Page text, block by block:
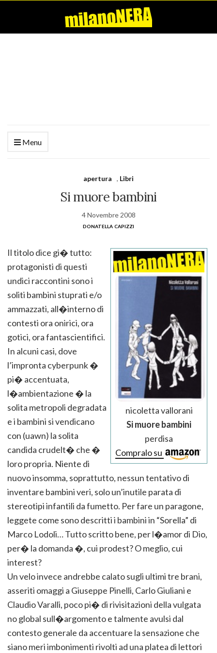
Menu
apertura , Libri
Si muore bambini
4 Novembre 2008
donatella capizzi
nicoletta vallorani
Si muore bambini
perdisa
Compralo su
Il titolo dice gi� tutto:
protagonisti di questi
undici raccontini sono i
soliti bambini stuprati e/o
ammazzati, all�interno di
contesti ora onirici, ora
gotici, ora fantascientifici.
In alcuni casi, dove
l’impronta cyberpunk �
pi� accentuata,
l�ambientazione � la
solita metropoli degradata
e i bambini si vendicano
con (uawn) la solita
candida crudelt� che �
loro propria. Niente di
nuovo insomma, soprattutto, nessun tentativo di
inventare bambini veri, solo un’inutile parata di
stereotipi infantili da fumetto. Per fare un paragone,
leggete come sono descritti i bambini in “Sorella” di
Marco Lodoli… Tutto scritto bene, per l�amor di Dio,
per� la domanda �, cui prodest? O meglio, cui
interest?
Un velo invece andrebbe calato sugli ultimi tre brani,
asseriti omaggi a Giuseppe Pinelli, Carlo Giuliani e
Claudio Varalli, poco pi� di rivisitazioni della vulgata
no global sull�argomento e talmente avulsi dal
contesto generale da accentuare la sensazione che
siano meri imbonimenti rivolti ad una platea di lettori